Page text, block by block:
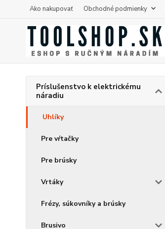
Ako nakupovať Obchodné podmienky
Príslušenstvo k elektrickému
náradiu
Uhlíky
Pre vŕtačky
Pre brúsky
Vrtáky
Frézy, súkovníky a brúsky
Brusivo